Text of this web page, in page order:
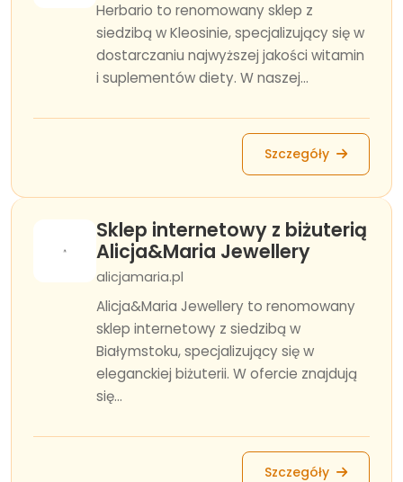
Herbario to renomowany sklep z
siedzibą w Kleosinie, specjalizujący się w
dostarczaniu najwyższej jakości witamin
i suplementów diety. W naszej...
Szczegóły
Sklep internetowy z biżuterią
Alicja&Maria Jewellery
alicjamaria.pl
Alicja&Maria Jewellery to renomowany
sklep internetowy z siedzibą w
Białymstoku, specjalizujący się w
eleganckiej biżuterii. W ofercie znajdują
się...
Szczegóły